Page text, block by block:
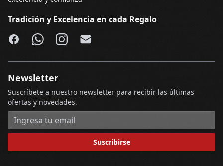
Tradición y Excelencia en cada Regalo
Facebook
WhatsApp
Instagram
Email
Newsletter
Suscríbete a nuestro newsletter para recibir las últimas
ofertas y novedades.
Dirección de correo electrónico
Suscribirse